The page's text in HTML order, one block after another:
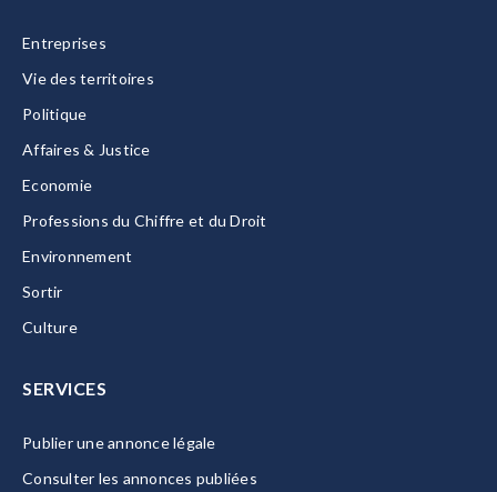
Entreprises
Vie des territoires
Politique
Affaires & Justice
Economie
Professions du Chiffre et du Droit
Environnement
Sortir
Culture
SERVICES
Publier une annonce légale
Consulter les annonces publiées